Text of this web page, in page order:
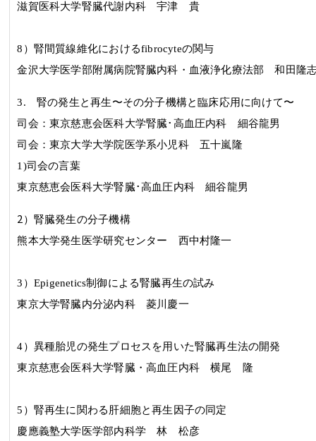
滋賀医科大学腎臓代謝内科 宇津 貴
8 ）腎間質線維化におけるfibrocyteの関与
金沢大学医学部附属病院腎臓内科・血液浄化療法部 和田隆
3.
腎の発生と再生〜その分子機構と臨床応用に向けて〜
司会：東京慈恵会医科大学腎臓･高血圧内科 細谷龍男
司会：東京大学大学院医学系小児科 五十嵐隆
1)司会の言葉
東京慈恵会医科大学腎臓･高血圧内科細谷龍男
2）腎臓発生の分子機構
熊本大学発生医学研究センター 西中村隆一
3 ） Epigenetics制御による腎臓再生の試み
東京大学腎臓内分泌内科 菱川慶一
4）異種胎児の発生プロセスを用いた腎臓再生法の開発
東京慈恵会医科大学腎臓・高血圧内科 横尾 隆
5 ）腎再生に関わる肝細胞と再生因子の同定
慶應義塾大学医学部内科学 林 松彦